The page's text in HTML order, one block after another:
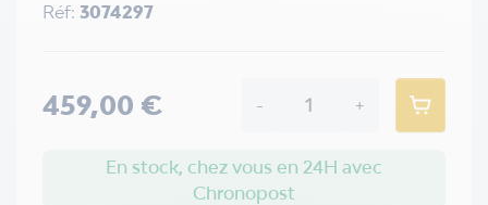
Réf: 3074297
459,00 € - +
En stock, chez vous en 24H avec
Chronopost